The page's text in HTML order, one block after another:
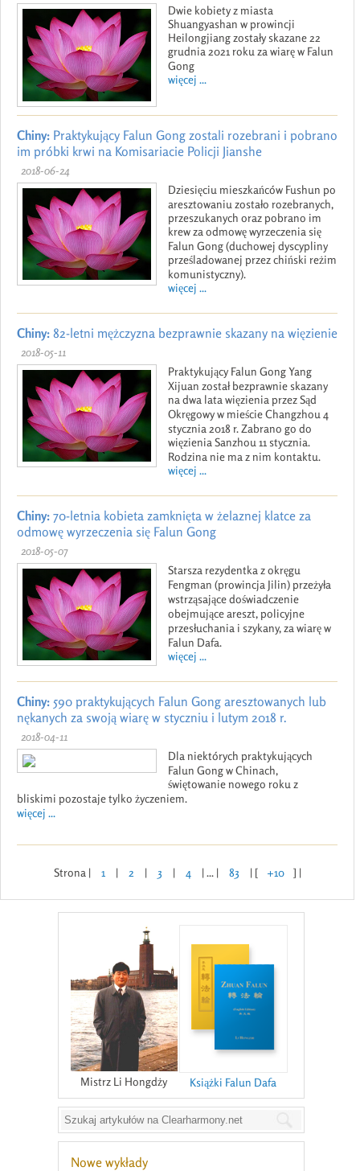
Dwie kobiety z miasta
Shuangyashan w prowincji
Heilongjiang zostały skazane 22
grudnia 2021 roku za wiarę w Falun
Gong
więcej ...
Chiny: Praktykujący Falun Gong zostali rozebrani i pobrano
im próbki krwi na Komisariacie Policji Jianshe
2018-06-24
Dziesięciu mieszkańców Fushun po
aresztowaniu zostało rozebranych,
przeszukanych oraz pobrano im
krew za odmowę wyrzeczenia się
Falun Gong (duchowej dyscypliny
prześladowanej przez chiński reżim
komunistyczny).
więcej ...
Chiny: 82-letni mężczyzna bezprawnie skazany na więzienie
2018-05-11
Praktykujący Falun Gong Yang
Xijuan został bezprawnie skazany
na dwa lata więzienia przez Sąd
Okręgowy w mieście Changzhou 4
stycznia 2018 r. Zabrano go do
więzienia Sanzhou 11 stycznia.
Rodzina nie ma z nim kontaktu.
więcej ...
Chiny: 70-letnia kobieta zamknięta w żelaznej klatce za
odmowę wyrzeczenia się Falun Gong
2018-05-07
Starsza rezydentka z okręgu
Fengman (prowincja Jilin) przeżyła
wstrząsające doświadczenie
obejmujące areszt, policyjne
przesłuchania i szykany, za wiarę w
Falun Dafa.
więcej ...
Chiny: 590 praktykujących Falun Gong aresztowanych lub
nękanych za swoją wiarę w styczniu i lutym 2018 r.
2018-04-11
Dla niektórych praktykujących
Falun Gong w Chinach,
świętowanie nowego roku z
bliskimi pozostaje tylko życzeniem.
więcej ...
Strona | 1 | 2 | 3 | 4 | ... | 83 | [ +10 ] |
Mistrz Li Hongdży Książki Falun Dafa
Nowe wykłady